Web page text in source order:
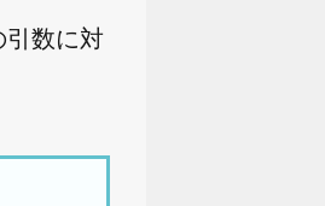
引数に対